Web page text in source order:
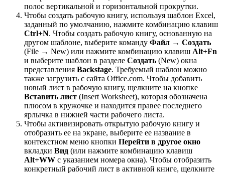
полос вертикальной и горизонтальной прокрутки.
Чтобы создать рабочую книгу, используя шаблон Excel,
заданный по умолчанию, нажмите комбинацию клавиш
Ctrl+N. Чтобы создать рабочую книгу, основанную на
другом шаблоне, выберите команду Файл → Создать
(File → New) или нажмите комбинацию клавиш Alt+Fn
и выберите шаблон в разделе Создать (New) окна
представления Backstage. Требуемый шаблон можно
также загрузить с сайта Office.com. Чтобы добавить
новый лист в рабочую книгу, щелкните на кнопке
Вставить лист (Insert Worksheet), которая обозначена
плюсом в кружочке и находится правее последнего
ярлычка в нижней части рабочего листа.
Чтобы активизировать открытую рабочую книгу и
отобразить ее на экране, выберите ее название в
контекстном меню кнопки Перейти в другое окно
вкладки Вид (или нажмите комбинацию клавиш
Alt+WW с указанием номера окна). Чтобы отобразить
конкретный рабочий лист в активной книге, щелкните